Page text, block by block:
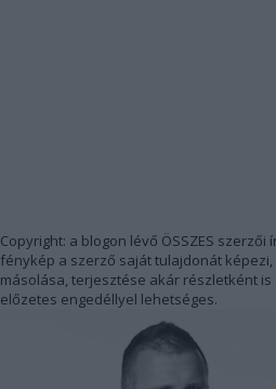
Copyright: a blogon lévő ÖSSZES szerzői
fénykép a szerző saját tulajdonát képezi,
másolása, terjesztése akár részletként is
előzetes engedéllyel lehetséges.